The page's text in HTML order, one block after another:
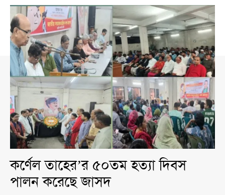
কর্ণেল তাহের’র ৫০তম হত্যা দিবস
পালন করেছে জাসদ